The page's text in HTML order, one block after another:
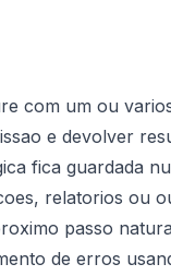
com um ou
e devolver
fica guardada
relatorios ou
passo
de erros